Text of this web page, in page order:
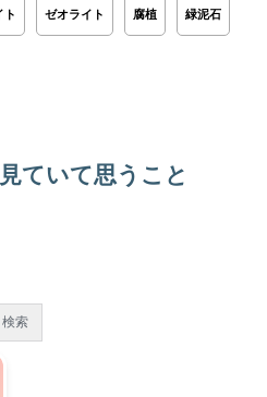
ト ゼオライト 腐植 緑泥石
ていて思うこと